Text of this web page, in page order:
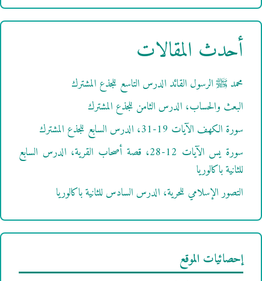
أحدث المقالات
محمد ﷺ الرسول القائد الدرس التاسع للجذع المشترك
البعث والحساب، الدرس الثامن للجذع المشترك
سورة الكهف الآيات 19-31، الدرس السابع للجذع المشترك
سورة يس الآيات 12-28، قصة أصحاب القرية، الدرس السابع
للثانية باكالوريا
التصور الإسلامي للحرية، الدرس السادس للثانية باكالوريا
إحصائيات الموقع